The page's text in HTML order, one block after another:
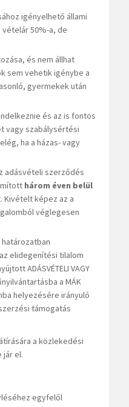
igényelhető állami
50%-a, de
és nem állhat
sem vehetik igénybe a
gyermekek után
és az is fontos
vagy szabálysértési
ha a házas- vagy
adásvételi szerződés
három éven belül
Kivételt képez az a
véglegesen
elidegenítési tilalom
ADÁSVÉTELI VAGY
a MÁK
helyezésére irányuló
támogatás
a közlekedési
jár el.
egyfelől